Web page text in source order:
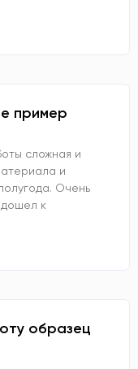
пример
сложная и
и
Очень
к
образец